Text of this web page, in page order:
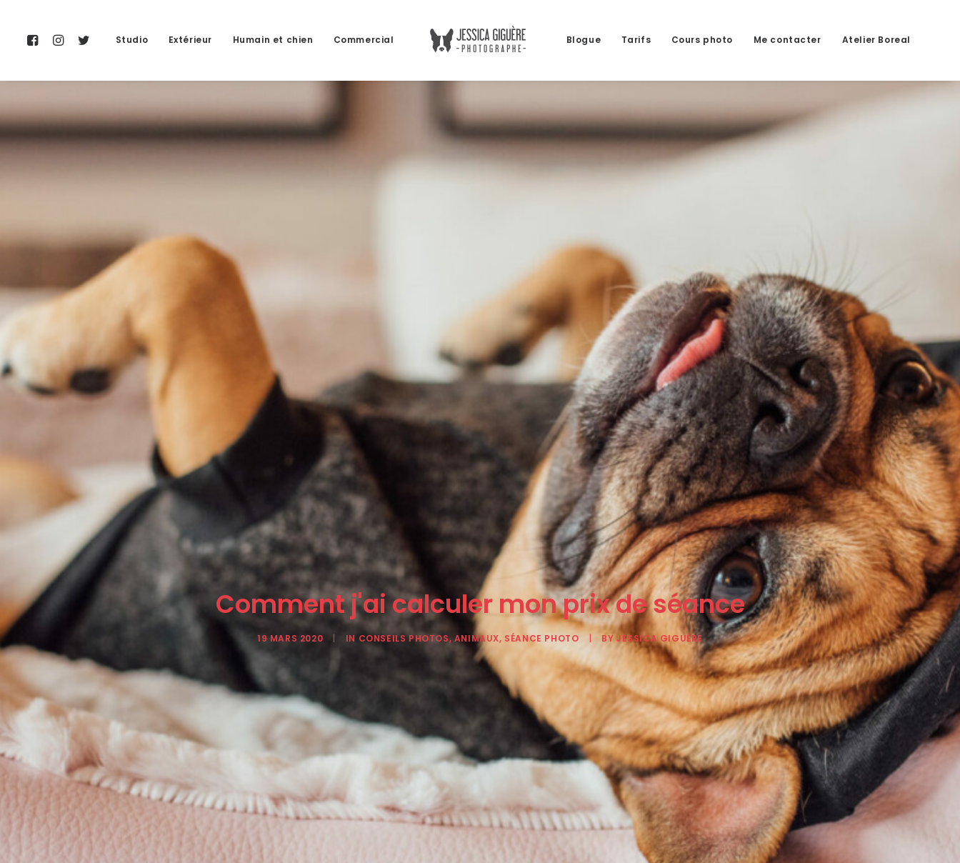
Studio Extérieur Humain et chien Commercial Blogue Tarifs Cours photo Me contacter Atelier Boreal
Comment j'ai calculer mon prix de séance
19 MARS 2020 | IN CONSEILS PHOTOS, ANIMAUX, SÉANCE PHOTO | BYJESSICA GIGUÈRE